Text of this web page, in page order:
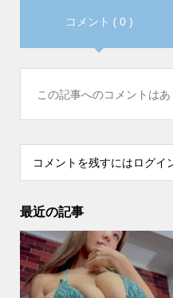
コメント ( 0 )
この記事へのコメントはあ
コメントを残すにはログイ
最近の記事